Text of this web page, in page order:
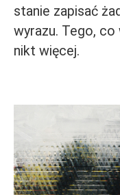
stanie zapisać
wyrazu. Tego, co
nikt więcej.